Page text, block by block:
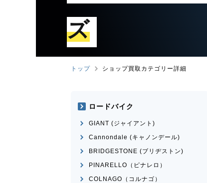
ズ
トップ ショップ買取カテゴリー詳細
ロードバイク
GIANT (ジャイアント)
Cannondale (キャノンデール)
BRIDGESTONE (ブリヂストン)
PINARELLO（ピナレロ）
COLNAGO（コルナゴ）